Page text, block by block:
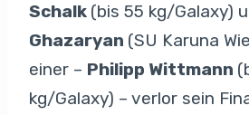
Schalk (bis 55 kg/Galaxy)
Ghazaryan (SU Karuna
einer – Philipp Wittmann
kg/Galaxy) – verlor sein